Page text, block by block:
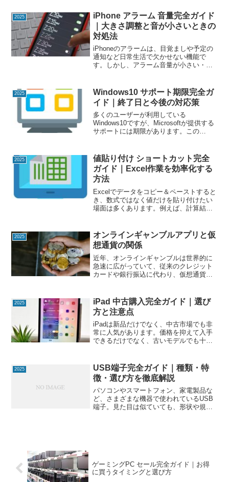
2025
iPhone アラーム 音量完全ガイド
｜大きさ調整と音が小さいときの
対処法
iPhoneのアラームは、目覚ましや予定の
通知など日常生活で欠かせない機能で
す。しかし、アラーム音量が小さい・音
は、iPhone アラーム音量の基本設定と、
音が小さい・鳴...
2025
Windows10 サポート期限完全ガ
イド｜終了日と今後の対応策
多くのユーザーが利用している
Windows10ですが、Microsoftが提供する
サポートには期限があります。この
くなり、PCの安全性が大きく低下しま
す。この...
2025
値貼り付け ショートカット完全
ガイド｜Excel作業を効率化する
方法
Excelでデータをコピー＆ペーストすると
き、数式ではなく値だけを貼り付けたい
場面は多くあります。例えば、計算結果
ときです。この記事では、値貼り付け シ
ョートカットの方...
2025
オンラインギャンブルアプリと仮
想通貨の関係
近年、オンラインギャンブルは世界的に
急速に広がっていて、従来のクレジット
カードや銀行振込に代わり、仮想通貨を
に優れていて、従来の決済手段よりも便
利だと考える利用者が多い...
2025
iPad 中古購入完全ガイド｜選び
方と注意点
iPadは新品だけでなく、中古市場でも非
常に人気があります。価格を抑えて入手
できるだけでなく、古いモデルでも十分
事では、iPad 中古を購入する際の選び
方、チェックポイ...
2025
USB端子完全ガイド｜種類・特
徴・選び方を徹底解説
パソコンやスマートフォン、家電製品な
ど、さまざまな機器で使われているUSB
端子。見た目は似ていても、形状や規格
ゲーミングPC セール完全ガイド｜お得
に買うタイミングと選び方